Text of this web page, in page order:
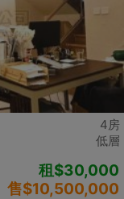
4房
低層
租$30,000
售$10,500,000